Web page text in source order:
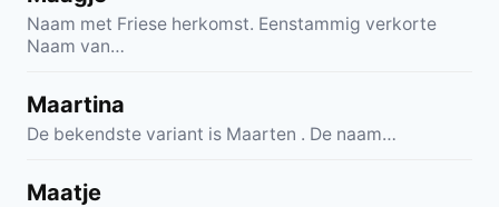
Naam met Friese herkomst. Eenstammig verkorte
Naam van…
Maartina
De bekendste variant is Maarten . De naam…
Maatje